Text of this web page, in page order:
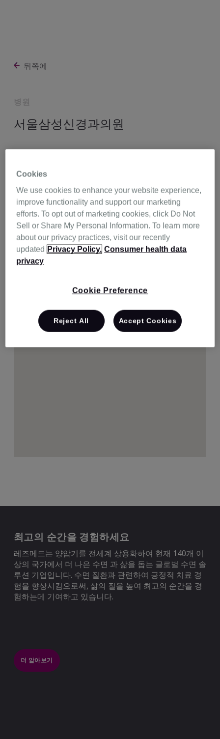
뒤쪽에
병원
서울삼성신경과의원
경북 51380
055-713-6387 길 찾기
최고의 순간을 경험하세요
레즈메드는 양압기를 전세계 상용화하여 현재 140개 이
상의 국가에서 더 나은 수면 과 삶을 돕는 글로벌 수면 솔
루션 기업입니다. 수면 질환과 관련하여 긍정적 치료 경
험을 향상시킴으로써, 삶의 질을 높여 최고의 순간을 경
험하는데 기여하고 있습니다.
더 알아보기
Cookies
We use cookies to enhance your website experience,
improve functionality and support our marketing
efforts. To opt out of marketing cookies, click Do Not
Sell or Share My Personal Information. To learn more
about our privacy practices, visit our recently
updated Privacy Policy. Consumer health data
privacy
Cookie Preference
Reject All Accept Cookies